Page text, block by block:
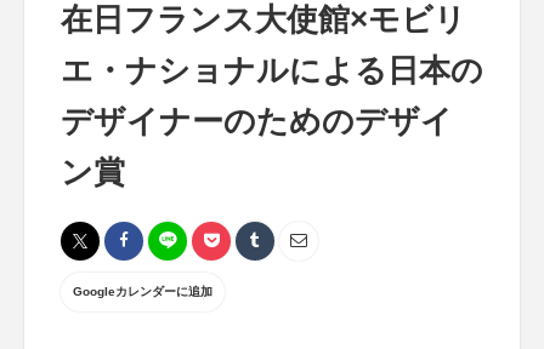
在日フランス大使館×モビリ
エ・ナショナルによる日本の
デザイナーのためのデザイ
ン賞
Googleカレンダーに追加